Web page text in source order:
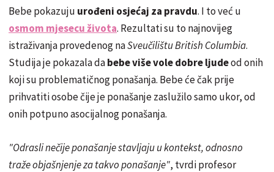
Bebe pokazuju urođeni osjećaj za pravdu. I to već u
osmom mjesecu života. Rezultati su to najnovijeg
istraživanja provedenog naSveučilištu British Columbia.
Studija je pokazala dabebe više vole dobre ljudeod onih
koji su problematičnog ponašanja. Bebe će čak prije
prihvatiti osobe čije je ponašanje zaslužilo samo ukor, od
onih potpuno asocijalnog ponašanja.
"Odrasli nečije ponašanje stavljaju u kontekst, odnosno
traže objašnjenje za takvo ponašanje", tvrdi profesor